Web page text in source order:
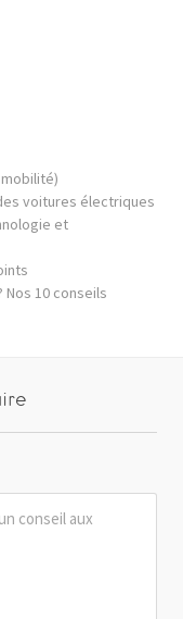
voitures électriques
et
10 conseils